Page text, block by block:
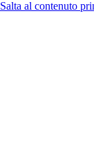
Salta al contenuto